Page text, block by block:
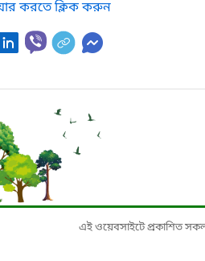
করতে ক্লিক করুন
এই ওয়েবসাইটে প্রকাশিত সকল